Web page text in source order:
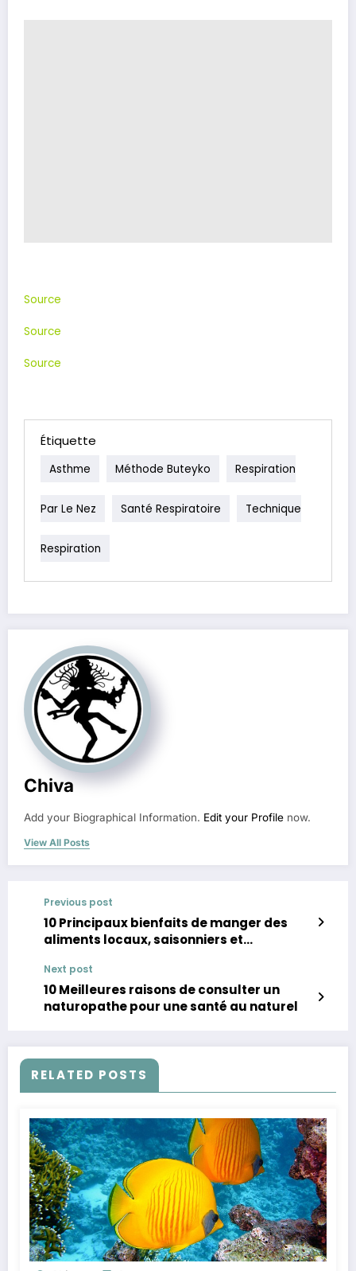
Source
Source
Source
Étiquette
Asthme Méthode Buteyko Respiration
Par Le Nez Santé Respiratoire Technique
Respiration
Chiva
Add your Biographical Information. Edit your Profile now.
View All Posts
Previous post
10 Principaux bienfaits de manger des
aliments locaux, saisonniers et
Next post
10 Meilleures raisons de consulter un
naturopathe pour une santé au naturel
RELATED POSTS